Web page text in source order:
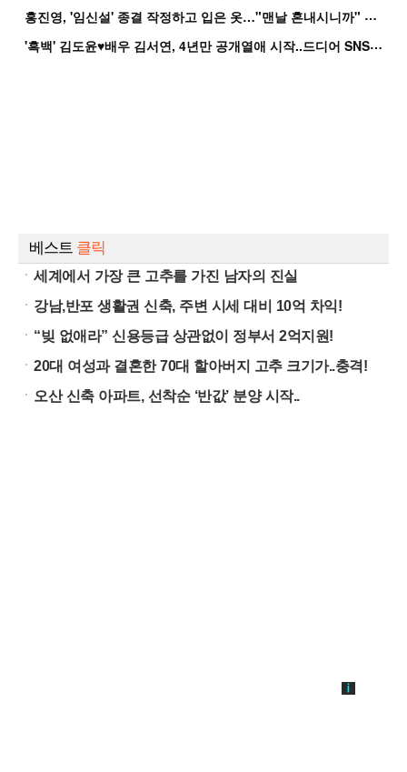
홍
진영, '임신설' 종결 작정하고 입은 옷…"맨날 혼내시니까" 억울
'
흑백' 김도윤♥배우 김서연, 4년만 공개열애 시작..드디어 SNS에 노출 [핫피...